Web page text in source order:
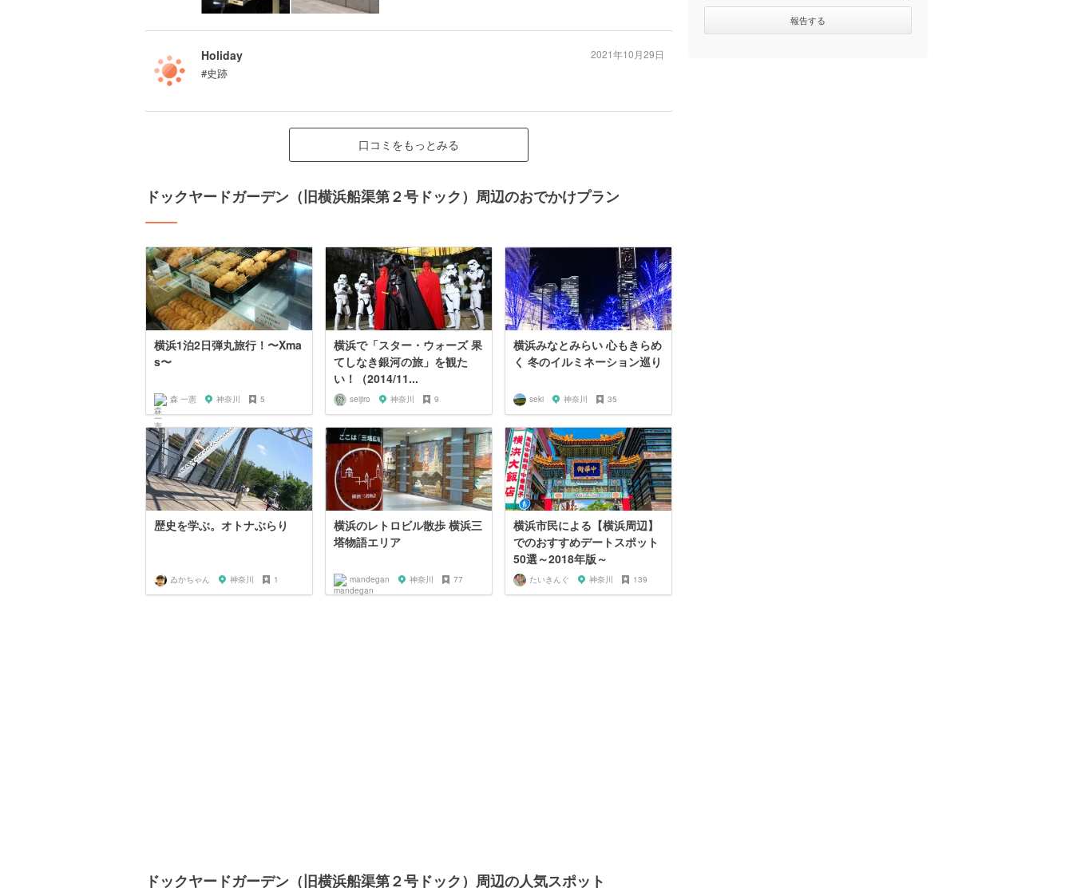
Holiday
#史跡
2021年10月29日
口コミをもっとみる
ドックヤードガーデン（旧横浜船渠第２号ドック）周辺のおでかけプラン
横浜1泊2日弾丸旅行！〜Xma
s〜
森 一憲 神奈川 5
横浜で「スター・ウォーズ 果
てしなき銀河の旅」を観た
い！（2014/11...
seijiro 神奈川 9
横浜みなとみらい 心もきらめ
く 冬のイルミネーション巡り
seki 神奈川 35
歴史を学ぶ。オトナぶらり
ゐかちゃん 神奈川 1
横浜のレトロビル散歩 横浜三
塔物語エリア
mandegan 神奈川 77
横浜市民による【横浜周辺】
でのおすすめデートスポット
50選～2018年版～
たいきんぐ 神奈川 139
ドックヤードガーデン（旧横浜船渠第２号ドック）周辺の人気スポット